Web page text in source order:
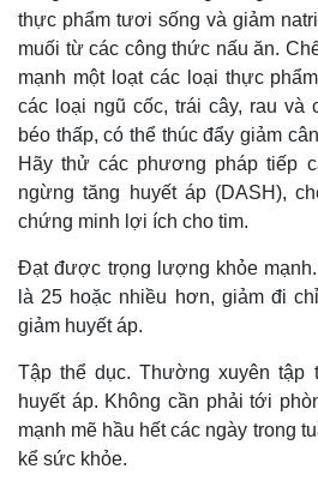
thực phẩm tươi sống và giảm
muối từ các công thức nấu ăn.
mạnh một loạt các loại thực
các loại ngũ cốc, trái cây, rau và
béo thấp, có thể thúc đẩy giảm
Hãy thử các phương pháp tiếp
ngừng tăng huyết áp (DASH),
chứng minh lợi ích cho tim.
Đạt được trọng lượng khỏe
là 25 hoặc nhiều hơn, giảm đi
giảm huyết áp.
Tập thể dục. Thường xuyên tập
huyết áp. Không cần phải tới
mạnh mẽ hầu hết các ngày trong
kể sức khỏe.